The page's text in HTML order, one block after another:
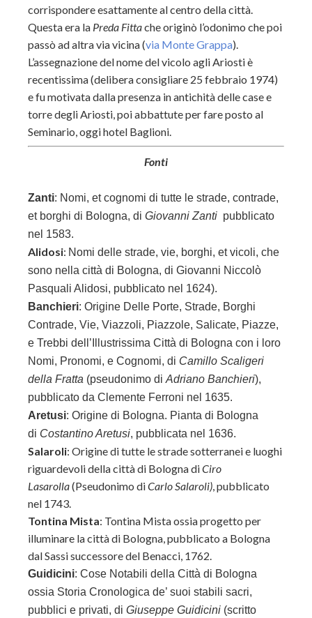
corrispondere esattamente al centro della città.
Questa era la Preda Fittache originò l’odonimo che poi
passò ad altra via vicina (via Monte Grappa).
L’assegnazione del nome del vicolo agli Ariosti è
recentissima (delibera consigliare 25 febbraio 1974)
e fu motivata dalla presenza in antichità delle case e
torre degli Ariosti, poi abbattute per fare posto al
Seminario, oggi hotel Baglioni.
Fonti
Zanti: Nomi, et cognomi di tutte le strade, contrade,
et borghi di Bologna, di Giovanni Zanti pubblicato
nel 1583.
Alidosi: Nomi delle strade, vie, borghi, et vicoli, che
sono nella città di Bologna, di Giovanni Niccolò
Pasquali Alidosi, pubblicato nel 1624).
Banchieri: Origine Delle Porte, Strade, Borghi
Contrade, Vie, Viazzoli, Piazzole, Salicate, Piazze,
e Trebbi dell’Illustrissima Città di Bologna con i loro
Nomi, Pronomi, e Cognomi, di Camillo Scaligeri
della Fratta (pseudonimo di Adriano Banchieri),
pubblicato da Clemente Ferroni nel 1635.
Aretusi: Origine di Bologna. Pianta di Bologna
di Costantino Aretusi, pubblicata nel 1636.
Salaroli: Origine di tutte le strade sotterranei e luoghi
riguardevoli della città di Bologna diCiro
Lasarolla(Pseudonimo diCarlo Salaroli), pubblicato
nel 1743.
Tontina Mista: Tontina Mista ossia progetto per
illuminare la città di Bologna, pubblicato a Bologna
dal Sassi successore del Benacci, 1762.
Guidicini: Cose Notabili della Città di Bologna
ossia Storia Cronologica de’ suoi stabili sacri,
pubblici e privati, di Giuseppe Guidicini (scritto